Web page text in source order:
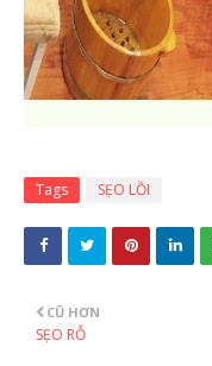
Tags SẸO LỒI
CŨ HƠN
SẸO RỖ